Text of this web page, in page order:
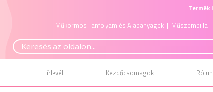
Termék
Műkörmös Tanfolyam és Alapanyagok | Műszempilla
Hírlevél Kezdőcsomagok